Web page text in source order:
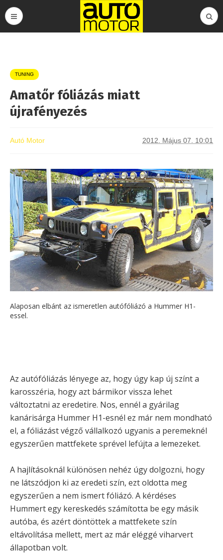
TUNING
Amatőr fóliázás miatt
újrafényezés
Autó Motor 2012. Május 07. 10:01
Alaposan elbánt az ismeretlen autófóliázó a Hummer H1-
essel.
Az autófóliázás lényege az, hogy úgy kap új színt a
karosszéria, hogy azt bármikor vissza lehet
változtatni az eredetire. Nos, ennél a gyárilag
kanárisárga Hummer H1-esnél ez már nem mondható
el, a fóliázást végző vállalkozó ugyanis a peremeknél
egyszerűen mattfekete sprével lefújta a lemezeket.
A hajlításoknál különösen nehéz úgy dolgozni, hogy
ne látszódjon ki az eredeti szín, ezt oldotta meg
egyszerűen a nem ismert fóliázó. A kérdéses
Hummert egy kereskedés számította be egy másik
autóba, és azért döntöttek a mattfekete szín
eltávolítása mellett, mert az már eléggé viharvert
állapotban volt.